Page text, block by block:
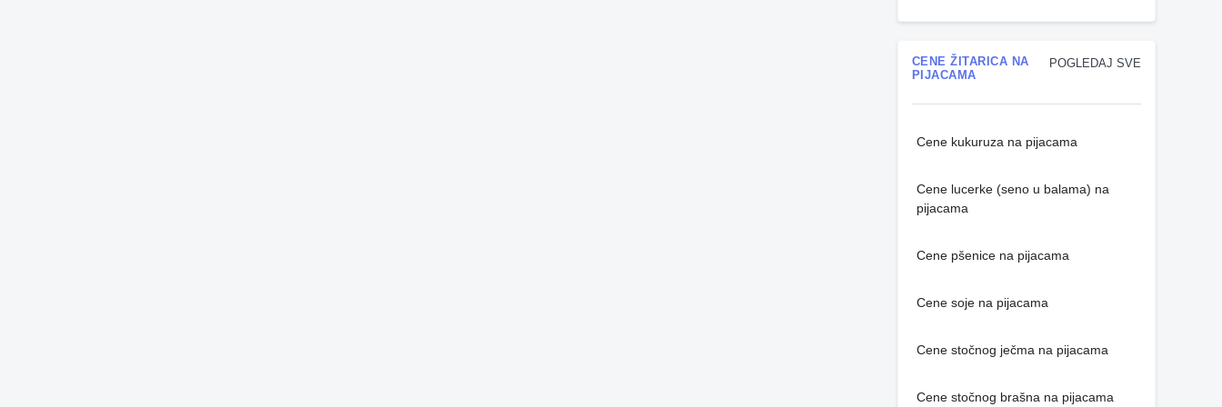
POGLEDAJ SVE
CENE ŽITARICA NA
PIJACAMA
Cene kukuruza na pijacama
Cene lucerke (seno u balama) na
pijacama
Cene pšenice na pijacama
Cene soje na pijacama
Cene stočnog ječma na pijacama
Cene stočnog brašna na pijacama